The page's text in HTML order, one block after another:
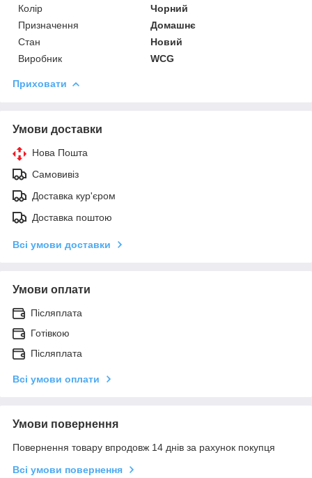
Колір
Чорний
Призначення
Домашнє
Стан
Новий
Виробник
WCG
Приховати
Умови доставки
Нова Пошта
Самовивіз
Доставка кур'єром
Доставка поштою
Всі умови доставки
Умови оплати
Післяплата
Готівкою
Післяплата
Всі умови оплати
Умови повернення
Повернення товару впродовж 14 днів за рахунок покупця
Всі умови повернення